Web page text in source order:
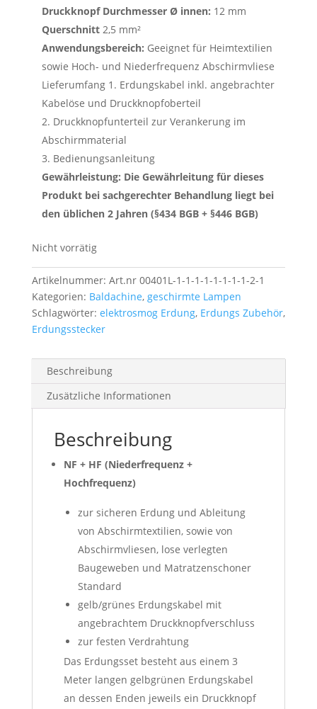
Druckknopf Durchmesser Ø innen: 12 mm
Querschnitt2,5 mm²
Anwendungsbereich: Geeignet für Heimtextilien
sowie Hoch- und Niederfrequenz Abschirmvliese
Lieferumfang 1. Erdungskabel inkl. angebrachter
Kabelöse und Druckknopfoberteil
2. Druckknopfunterteil zur Verankerung im
Abschirmmaterial
3. Bedienungsanleitung
Gewährleistung: Die Gewährleitung für dieses
Produkt bei sachgerechter Behandlung liegt bei
den üblichen 2 Jahren (§434 BGB + §446 BGB)
Nicht vorrätig
Artikelnummer: Art.nr 00401L-1-1-1-1-1-1-1-1-2-1
Kategorien: Baldachine, geschirmte Lampen
Schlagwörter: elektrosmog Erdung, Erdungs Zubehör,
Erdungsstecker
Beschreibung
Zusätzliche Informationen
Beschreibung
NF + HF (Niederfrequenz +
Hochfrequenz)
zur sicheren Erdung und Ableitung
von Abschirmtextilien, sowie von
Abschirmvliesen, lose verlegten
Baugeweben und Matratzenschoner
Standard
gelb/grünes Erdungskabel mit
angebrachtem Druckknopfverschluss
zur festen Verdrahtung
Das Erdungsset besteht aus einem 3
Meter langen gelbgrünen Erdungskabel
an dessen Enden jeweils ein Druckknopf